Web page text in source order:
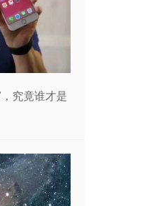
究竟谁才是